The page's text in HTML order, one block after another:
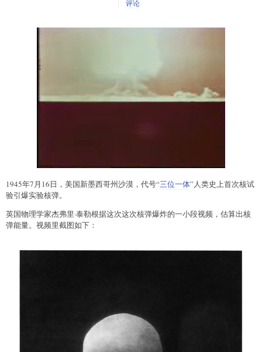
评论
1945年7月16日，美国新墨西哥州沙漠，代号“三位一体”人类史上首次核试
验引爆实验核弹。
英国物理学家杰弗里·泰勒根据这次这次核弹爆炸的一小段视频，估算出核
弹能量。视频里截图如下：